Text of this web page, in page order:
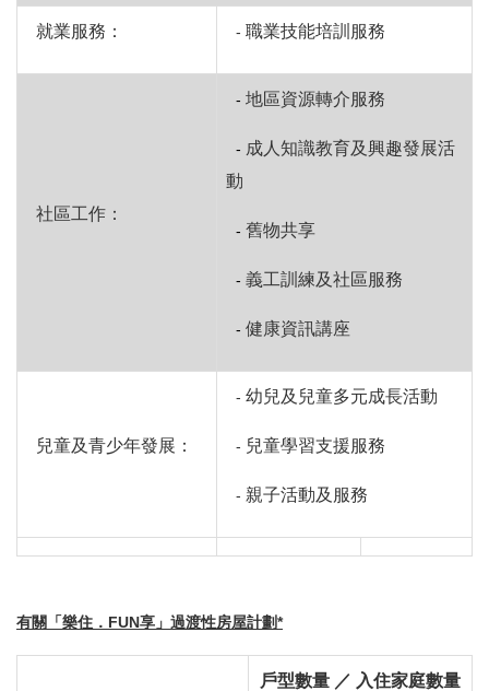
就業服務 ： -職業技能培訓服務
社區工作 ：
-地區資源轉介服務
- 成人知識教育及興趣發展活
動
-舊物共享
-義工訓練及社區服務
-健康資訊講座
兒童及青少年發展 ：
-幼兒及兒童多元成長活動
- 兒童學習支援服務
- 親子活動及服務
有關「樂住． FUN享」過渡性房屋計劃*
戶型數量 ／ 入住家庭數量